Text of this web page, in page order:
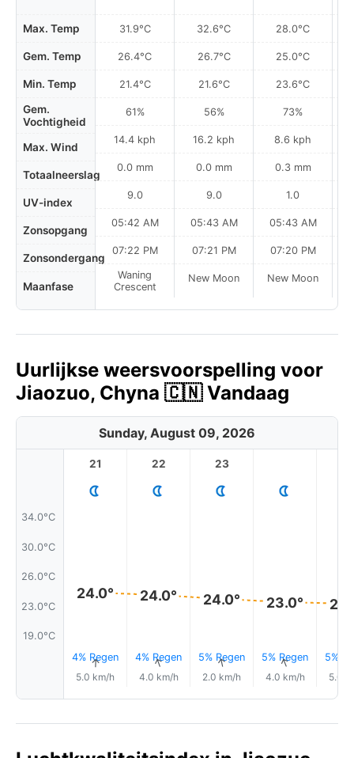
Max. Temp
Gem. Temp
Min. Temp
Gem.
Vochtigheid
Max. Wind
Totaalneerslag
UV-index
Zonsopgang
Zonsondergang
Maanfase
31.9°C
26.4°C
21.4°C
61%
14.4 kph
0.0 mm
9.0
05:42 AM
07:22 PM
Waning
Crescent
32.6°C
26.7°C
21.6°C
56%
16.2 kph
0.0 mm
9.0
05:43 AM
07:21 PM
New Moon
28.0°C
25.0°C
23.6°C
73%
8.6 kph
0.3 mm
1.0
05:43 AM
07:20 PM
New Moon
Uurlijkse weersvoorspelling voor
Jiaozuo, Chyna 🇨🇳 Vandaag
Sunday, August 09, 2026
34.0°C
30.0°C
26.0°C
23.0°C
19.0°C
21
24.0°
4% Regen
↑
5.0 km/h
22
24.0°
4% Regen
↑
4.0 km/h
23
24.0°
5% Regen
↑
2.0 km/h
23.0°
5% Regen
↑
4.0 km/h
5%
5.0